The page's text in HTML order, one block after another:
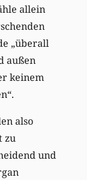
allein
„überall
außen
keinem
also
zu
und